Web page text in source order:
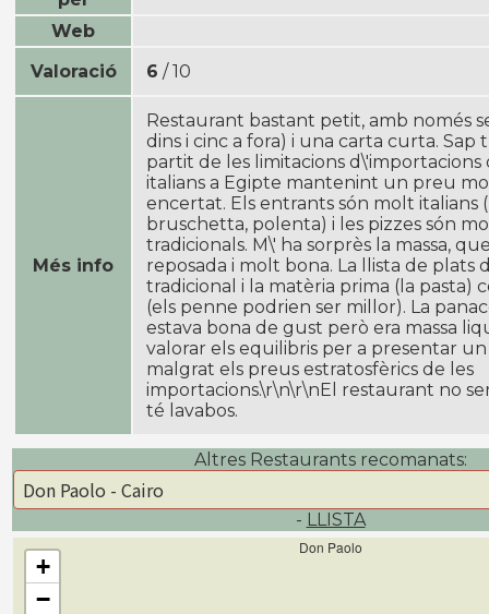
Web
Valoració
6 / 10
Més info
Restaurant bastant petit, amb només
dins i cinc a fora) i una carta curta. Sap
partit de les limitacions
italians a Egipte mantenint un preu
encertat. Els entrants són molt italians
bruschetta, polenta) i les pizzes són
tradicionals. M\' ha sorprès la massa,
reposada i molt bona. La llista de plats
tradicional i la matèria prima (la pasta)
(els penne podrien ser millor). La
estava bona de gust però era massa
valorar els equilibris per a presentar
malgrat els preus estratosfèrics de les
importacions.\r\n\r\nEl restaurant no
té lavabos.
Altres Restaurants recomanats:
- LLISTA
Don Paolo
+
−